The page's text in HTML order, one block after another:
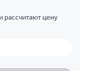
цену